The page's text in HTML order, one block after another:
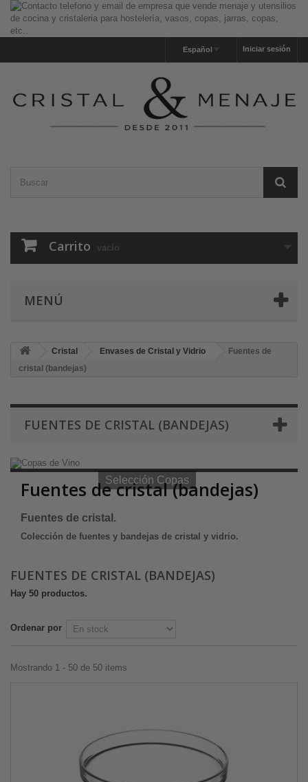
Iniciar sesión
Español
Carrito vacío
MENÚ
Cristal Envases de Cristal y Vidrio
Fuentes de
cristal (bandejas)
FUENTES DE CRISTAL (BANDEJAS)
Selección Copas de Vino y Champagne
Selección Copas
Fuentes de cristal (bandejas)
Fuentes de cristal.
Colección de fuentes y bandejas de cristal y vidrio.
FUENTES DE CRISTAL (BANDEJAS)
Hay 50 productos.
Ordenar por
Mostrando 1 - 50 de 50 items